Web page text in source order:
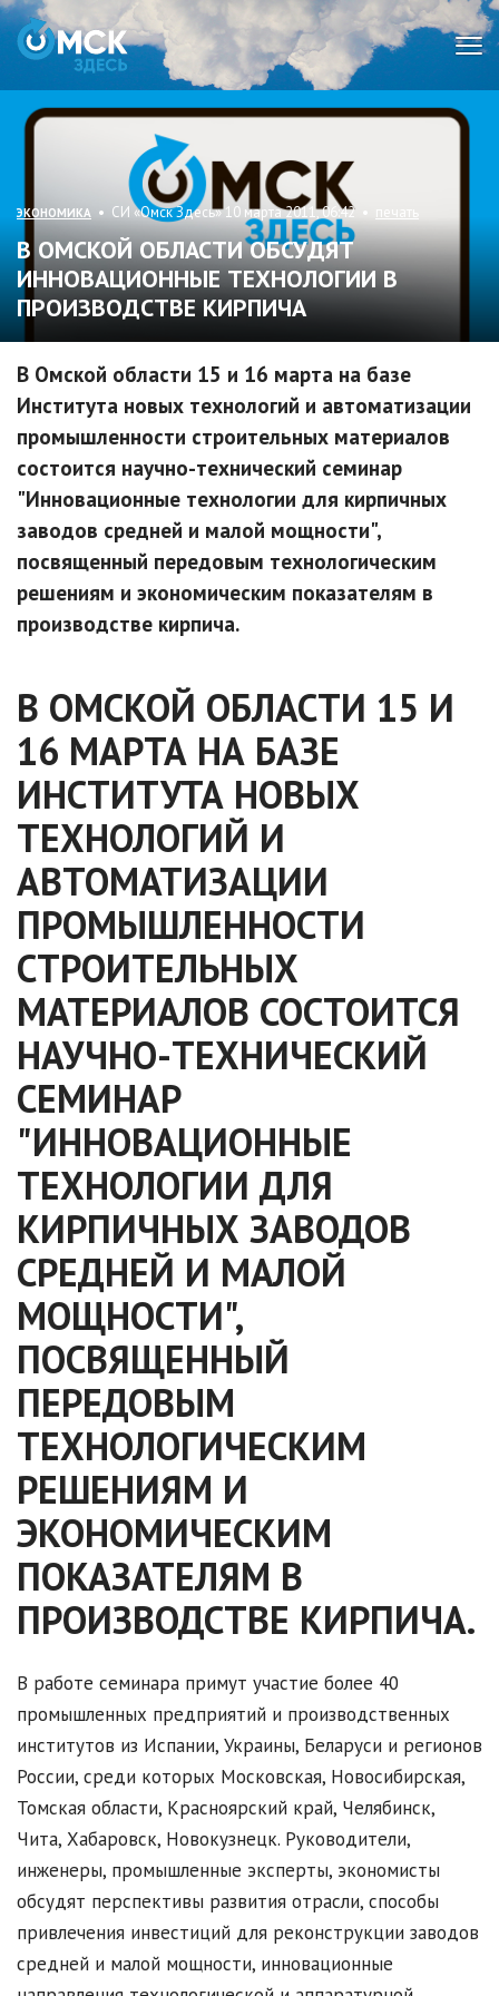
ЭКОНОМИКА • СИ «Омск Здесь» 10 марта 2011, 06:42 • печать
В ОМСКОЙ ОБЛАСТИ ОБСУДЯТ
ИННОВАЦИОННЫЕ ТЕХНОЛОГИИ В
ПРОИЗВОДСТВЕ КИРПИЧА
В Омской области 15 и 16 марта на базе
Института новых технологий и автоматизации
промышленности строительных материалов
состоится научно-технический семинар
"Инновационные технологии для кирпичных
заводов средней и малой мощности",
посвященный передовым технологическим
решениям и экономическим показателям в
производстве кирпича.
В ОМСКОЙ ОБЛАСТИ 15 И
16 МАРТА НА БАЗЕ
ИНСТИТУТА НОВЫХ
ТЕХНОЛОГИЙ И
АВТОМАТИЗАЦИИ
ПРОМЫШЛЕННОСТИ
СТРОИТЕЛЬНЫХ
МАТЕРИАЛОВ СОСТОИТСЯ
НАУЧНО-ТЕХНИЧЕСКИЙ
СЕМИНАР
"ИННОВАЦИОННЫЕ
ТЕХНОЛОГИИ ДЛЯ
КИРПИЧНЫХ ЗАВОДОВ
СРЕДНЕЙ И МАЛОЙ
МОЩНОСТИ",
ПОСВЯЩЕННЫЙ
ПЕРЕДОВЫМ
ТЕХНОЛОГИЧЕСКИМ
РЕШЕНИЯМ И
ЭКОНОМИЧЕСКИМ
ПОКАЗАТЕЛЯМ В
ПРОИЗВОДСТВЕ КИРПИЧА.
В работе семинара примут участие более 40
промышленных предприятий и производственных
институтов из Испании, Украины, Беларуси и регионов
России, среди которых Московская, Новосибирская,
Томская области, Красноярский край, Челябинск,
Чита, Хабаровск, Новокузнецк. Руководители,
инженеры, промышленные эксперты, экономисты
обсудят перспективы развития отрасли, способы
привлечения инвестиций для реконструкции заводов
средней и малой мощности, инновационные